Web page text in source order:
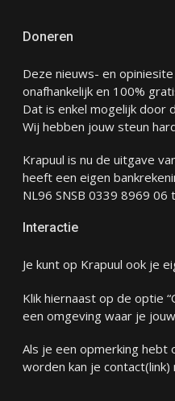
Doneren
Deze nieuws- en
onafhankelijk en 100%
Dat is enkel mogelijk door
Wij hebben jouw steun
Krapuul is nu de uitgave
heeft een eigen
NL96 SNSB 0339 8969 06
Interactie
Je kunt op Krapuul ook je
Klik hiernaast op de optie
een omgeving waar je
Als je een opmerking
worden kan je contact(link)